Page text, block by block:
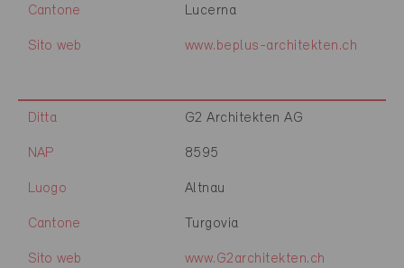
Cantone Lucerna
Sito web www.beplus-architekten.ch
Ditta G2 Architekten AG
NAP 8595
Luogo Altnau
Cantone Turgovia
Sito web www.G2architekten.ch